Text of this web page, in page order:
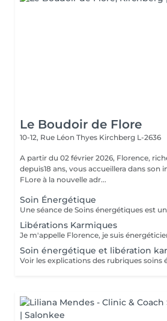
Le Boudoir de Flore
10-12, Rue Léon Thyes Kirchberg L-2636
A partir du 02 février 2026, Florence, riche de son expérience
depuis18 ans, vous accueillera dans son
FLore à la nouvelle adr...
Soin Énergétique
Libérations Karmiques
Soin énergétique et libération